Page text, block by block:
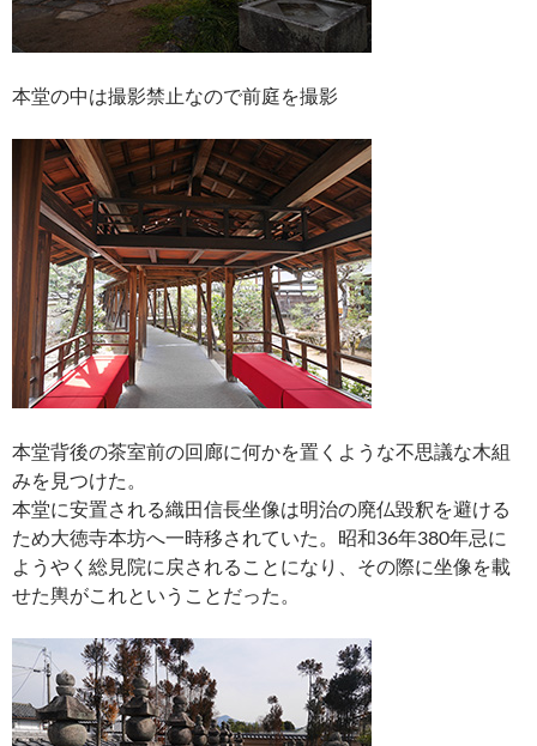
本堂の中は撮影禁止なので前庭を撮影
本堂背後の茶室前の回廊に何かを置くような不思議な木組
みを見つけた。
本堂に安置される織田信長坐像は明治の廃仏毀釈を避ける
ため大徳寺本坊へ一時移されていた。昭和36年380年忌に
ようやく総見院に戻されることになり、その際に坐像を載
せた輿がこれということだった。